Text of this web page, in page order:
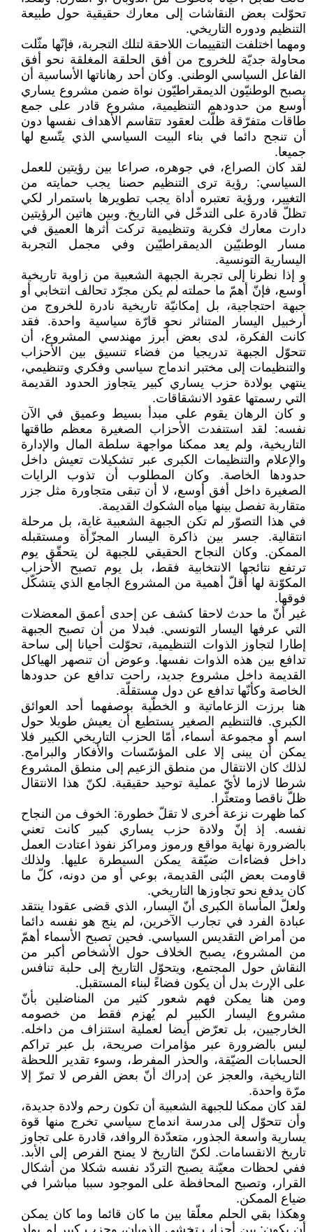
تحوّلت بعض النقاشات إلى معارك حقيقية حول طبيعة
التنظيم ودوره التاريخي.
ومهما اختلفت التقييمات اللاحقة لتلك التجربة، فإنّها مثّلت
محاولة جديّة للخروج من أفق الحلقة المغلقة نحو أفق
الفاعل السياسي الوطني. وكان أحد رهاناتها الأساسية أن
يصبح الوطنيّون الديمقراطيّون نواة ضمن مشروع يساري
أوسع من حدودهم التنظيمية، مشروع قادر على جمع
طاقات متفرّقة ظلّت لعقود تتقاسم الأهداف نفسها دون
أن تنجح دائما في بناء البيت السياسي الذي يتّسع لها
جميعا.
لقد كان الصراع، في جوهره، صراعا بين رؤيتين للعمل
السياسي: رؤية ترى التنظيم حصنا يجب حمايته من
التغيير، ورؤية تعتبره أداة يجب تطويرها باستمرار لكي
تظلّ قادرة على التدخّل في التاريخ. وبين هاتين الرؤيتين
دارت معارك فكرية وتنظيمية تركت أثرها العميق في
مسار الوطنيّين الديمقراطيّين وفي مجمل التجربة
اليسارية التونسية.
و إذا نظرنا إلى تجربة الجبهة الشعبية من زاوية تاريخية
أوسع، فإنّ أهمّ ما حملته لم يكن مجرّد تحالف انتخابي أو
جبهة احتجاجية، بل إمكانيّة تاريخية نادرة للخروج من
أرخبيل اليسار المتناثر نحو قارّة سياسية واحدة. فقد
كانت الفكرة، لدى بعض أبرز مهندسي المشروع، أن
تتحوّل الجبهة تدريجيا من فضاء تنسيق بين الأحزاب
والتنظيمات إلى مختبر اندماج سياسي وفكري وتنظيمي،
ينتهي بولادة حزب يساري كبير يتجاوز الحدود القديمة
التي رسمتها عقود الانشقاقات.
و كان الرهان يقوم على مبدأ بسيط وعميق في الآن
نفسه: لقد استنفدت الأحزاب الصغيرة معظم طاقتها
التاريخية، ولم يعد ممكنا مواجهة سلطة المال والإدارة
والإعلام والتنظيمات الكبرى عبر تشكيلات تعيش داخل
حدودها الخاصة. وكان المطلوب أن تذوب الرايات
الصغيرة داخل أفق أوسع، لا أن تبقى متجاورة مثل جزر
متقاربة تفصل بينها مياه الشكوك القديمة.
في هذا التصوّر لم تكن الجبهة الشعبية غاية، بل مرحلة
انتقالية. جسر بين ذاكرة اليسار المجزّأة ومستقبله
الممكن. وكان النجاح الحقيقي للجبهة لن يتحقّق يوم
ترتفع نتائجها الانتخابية فقط، بل يوم تصبح الأحزاب
المكوّنة لها أقلّ أهمية من المشروع الجامع الذي يتشكّل
فوقها.
غير أنّ ما حدث لاحقا كشف عن إحدى أعمق المعضلات
التي عرفها اليسار التونسي. فبدلا من أن تصبح الجبهة
إطارا لتجاوز الذوات التنظيمية، تحوّلت أحيانا إلى ساحة
تدافع بين هذه الذوات نفسها. وعوض أن تنصهر الهياكل
القديمة داخل مشروع جديد، راحت تدافع عن حدودها
الخاصة وكأنّها تدافع عن دول مستقلّة.
هنا برزت الزعاماتية و الخطّية بوصفهما أحد العوائق
الكبرى. فالتنظيم الصغير يستطيع أن يعيش طويلا حول
اسم أو مجموعة أسماء، أمّا الحزب التاريخي الكبير فلا
يمكن أن يبنى إلا على المؤسّسات والأفكار والبرامج.
لذلك كان الانتقال من منطق الزعيم إلى منطق المشروع
شرطا لازما لأيّ عملية توحيد حقيقية. لكنّ هذا الانتقال
ظلّ ناقصا ومتعثّرا.
كما ظهرت نزعة أخرى لا تقلّ خطورة: الخوف من النجاح
نفسه. إذ إنّ ولادة حزب يساري كبير كانت تعني
بالضرورة نهاية مواقع ورموز ومراكز نفوذ اعتادت العمل
داخل فضاءات ضيّقة يمكن السيطرة عليها. ولذلك
قاومت بعض البُنى القديمة، بوعي أو من دونه، كلّ ما
كان يدفع نحو تجاوزها التاريخي.
ولعلّ المأساة الكبرى أنّ اليسار، الذي قضى عقودا ينتقد
عبادة الفرد في تجارب الآخرين، لم ينج هو نفسه دائما
من أمراض التقديس السياسي. فحين تصبح الأسماء أهمّ
من المشروع، يصبح الخلاف حول الأشخاص أكبر من
النقاش حول المجتمع، ويتحوّل التاريخ إلى حلبة تنافس
على الإرث بدل أن يكون فضاءً لبناء المستقبل.
ومن هنا يمكن فهم شعور كثير من المناضلين بأنّ
مشروع اليسار الكبير لم يُهزم فقط من خصومه
الخارجيين، بل تعرّض أيضا لعملية استنزاف من داخله.
ليس بالضرورة عبر مؤامرات صريحة، بل عبر تراكم
الحسابات الضيّقة، والحذر المفرط، وسوء تقدير اللحظة
التاريخية، والعجز عن إدراك أنّ بعض الفرص لا تمرّ إلا
مرّة واحدة.
لقد كان ممكنا للجبهة الشعبية أن تكون رحم ولادة جديدة،
وأن تتحوّل إلى مدرسة اندماج سياسي تخرج منها قوة
يسارية واسعة الجذور، متعدّدة الروافد، قادرة على تجاوز
تاريخ الانقسامات. لكنّ التاريخ لا يمنح الفرص إلى الأبد.
ففي لحظات معيّنة يصبح التردّد نفسه شكلا من أشكال
القرار، وتصبح المحافظة على الموجود سببا مباشرا في
ضياع الممكن.
وهكذا بقي الحلم معلّقا بين ما كان قائما وما كان يمكن